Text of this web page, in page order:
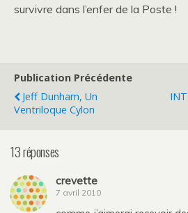
survivre dans l’enfer de la Poste !
Publication Précédente
Jeff Dunham, Un
Ventriloque Cylon
13 réponses
crevette
7 avril 2010